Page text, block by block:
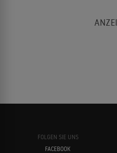
FOLGEN SIE UNS
FACEBOOK